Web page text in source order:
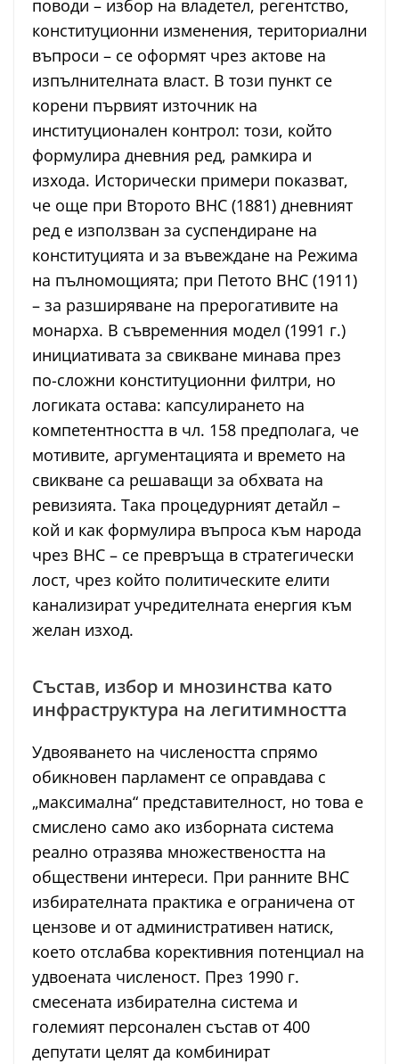
поводи – избор на владетел, регентство,
конституционни изменения, териториални
въпроси – се оформят чрез актове на
изпълнителната власт. В този пункт се
корени първият източник на
институционален контрол: този, който
формулира дневния ред, рамкира и
изхода. Исторически примери показват,
че още при Второто ВНС (1881) дневният
ред е използван за суспендиране на
конституцията и за въвеждане на Режима
на пълномощията; при Петото ВНС (1911)
– за разширяване на прерогативите на
монарха. В съвременния модел (1991 г.)
инициативата за свикване минава през
по-сложни конституционни филтри, но
логиката остава: капсулирането на
компетентността в чл. 158 предполага, че
мотивите, аргументацията и времето на
свикване са решаващи за обхвата на
ревизията. Така процедурният детайл –
кой и как формулира въпроса към народа
чрез ВНС – се превръща в стратегически
лост, чрез който политическите елити
канализират учредителната енергия към
желан изход.
Състав, избор и мнозинства като
инфраструктура на легитимността
Удвояването на числеността спрямо
обикновен парламент се оправдава с
„максимална“ представителност, но това е
смислено само ако изборната система
реално отразява множествеността на
обществени интереси. При ранните ВНС
избирателната практика е ограничена от
цензове и от административен натиск,
което отслабва корективния потенциал на
удвоената численост. През 1990 г.
смесената избирателна система и
големият персонален състав от 400
депутати целят да комбинират